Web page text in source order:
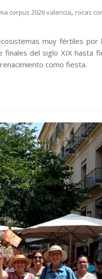
corpus 2026 valencia, rocas
muy fértiles por
del siglo XIX hasta
como fiesta.